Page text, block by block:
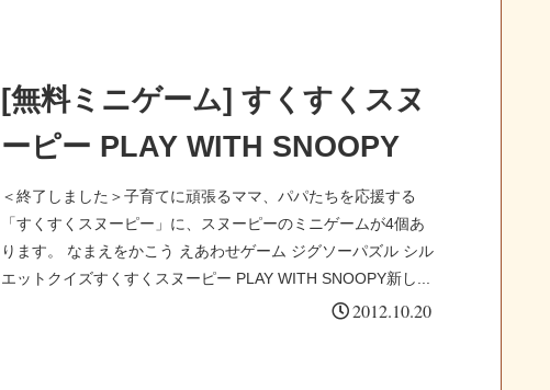
[無料ミニゲーム] すくすくスヌ
ーピー PLAY WITH SNOOPY
＜終了しました＞子育てに頑張るママ、パパたちを応援する
「すくすくスヌーピー」に、スヌーピーのミニゲームが4個あ
ります。 なまえをかこう えあわせゲーム ジグソーパズル シル
エットクイズすくすくスヌーピー PLAY WITH SNOOPY新し...
2012.10.20